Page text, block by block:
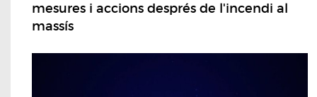
mesures i accions després de l'incendi al
massís